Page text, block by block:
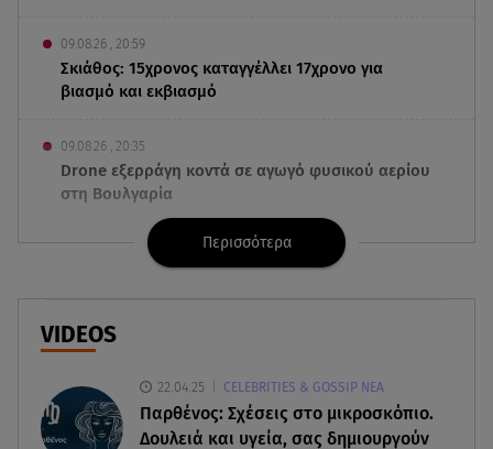
09.08.26 , 20:59
Σκιάθος: 15χρονος καταγγέλλει 17χρονο για
βιασμό και εκβιασμό
09.08.26 , 20:35
Drone εξερράγη κοντά σε αγωγό φυσικού αερίου
στη Βουλγαρία
09.08.26 , 20:29
«Ισλαμικό ΝΑΤΟ»: Τι σημαίνει η νέα συμμαχία για
την Ελλάδα
09.08.26 , 20:22
Χούθι: Η επίθεση με drone έθεσε σε συναγερμό
τη Σαουδική Αραβία
Περισσότερα
VIDEOS
22.04.25 CELEBRITIES & GOSSIP ΝΕΑ
Παρθένος: Σχέσεις στο μικροσκόπιο.
Δουλειά και υγεία, σας δημιουργούν